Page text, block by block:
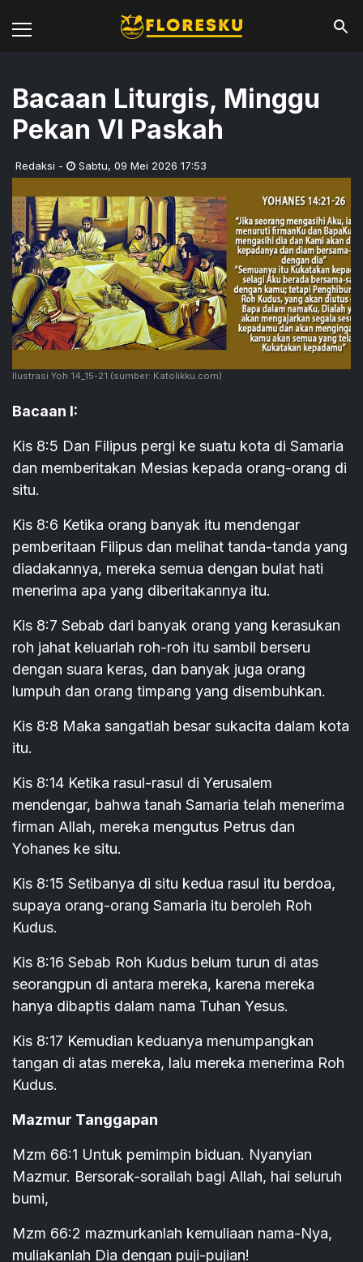
Bacaan Liturgis, Minggu
Pekan VI Paskah
Redaksi - Sabtu, 09 Mei 2026 17:53
Ilustrasi Yoh 14_15-21 (sumber: Katolikku.com)
Bacaan I:
Kis 8:5 Dan Filipus pergi ke suatu kota di Samaria
dan memberitakan Mesias kepada orang-orang di
situ.
Kis 8:6 Ketika orang banyak itu mendengar
pemberitaan Filipus dan melihat tanda-tanda yang
diadakannya, mereka semua dengan bulat hati
menerima apa yang diberitakannya itu.
Kis 8:7 Sebab dari banyak orang yang kerasukan
roh jahat keluarlah roh-roh itu sambil berseru
dengan suara keras, dan banyak juga orang
lumpuh dan orang timpang yang disembuhkan.
Kis 8:8 Maka sangatlah besar sukacita dalam kota
itu.
Kis 8:14 Ketika rasul-rasul di Yerusalem
mendengar, bahwa tanah Samaria telah menerima
firman Allah, mereka mengutus Petrus dan
Yohanes ke situ.
Kis 8:15 Setibanya di situ kedua rasul itu berdoa,
supaya orang-orang Samaria itu beroleh Roh
Kudus.
Kis 8:16 Sebab Roh Kudus belum turun di atas
seorangpun di antara mereka, karena mereka
hanya dibaptis dalam nama Tuhan Yesus.
Kis 8:17 Kemudian keduanya menumpangkan
tangan di atas mereka, lalu mereka menerima Roh
Kudus.
Mazmur Tanggapan
Mzm 66:1 Untuk pemimpin biduan. Nyanyian
Mazmur. Bersorak-sorailah bagi Allah, hai seluruh
bumi,
Mzm 66:2 mazmurkanlah kemuliaan nama-Nya,
muliakanlah Dia dengan puji-pujian!